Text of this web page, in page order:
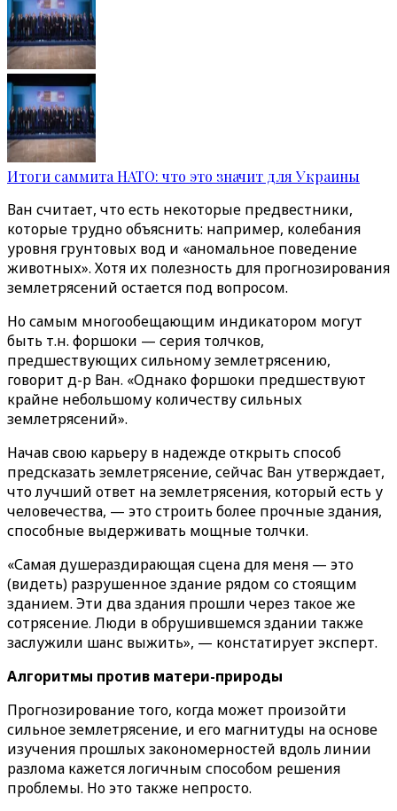
Итоги саммита НАТО: что это значит для Украины
Ван считает, что есть некоторые предвестники,
которые трудно объяснить: например, колебания
уровня грунтовых вод и «аномальное поведение
животных». Хотя их полезность для прогнозирования
землетрясений остается под вопросом.
Но самым многообещающим индикатором могут
быть т.н. форшоки — серия толчков,
предшествующих сильному землетрясению,
говорит д-р Ван. «Однако форшоки предшествуют
крайне небольшому количеству сильных
землетрясений».
Начав свою карьеру в надежде открыть способ
предсказать землетрясение, сейчас Ван утверждает,
что лучший ответ на землетрясения, который есть у
человечества, — это строить более прочные здания,
способные выдерживать мощные толчки.
«Самая душераздирающая сцена для меня — это
(видеть) разрушенное здание рядом со стоящим
зданием. Эти два здания прошли через такое же
сотрясение. Люди в обрушившемся здании также
заслужили шанс выжить», — констатирует эксперт.
Алгоритмы против матери-природы
Прогнозирование того, когда может произойти
сильное землетрясение, и его магнитуды на основе
изучения прошлых закономерностей вдоль линии
разлома кажется логичным способом решения
проблемы. Но это также непросто.